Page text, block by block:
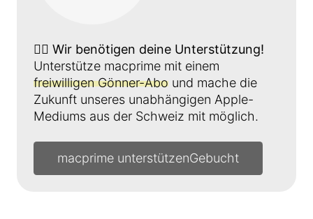
👉🏼 Wir benötigen deine Unterstützung!
Unterstütze macprime mit einem
freiwilligen Gönner-Abo und mache die
Zukunft unseres unabhängigen Apple-
Mediums aus der Schweiz mit möglich.
macprime unterstützen